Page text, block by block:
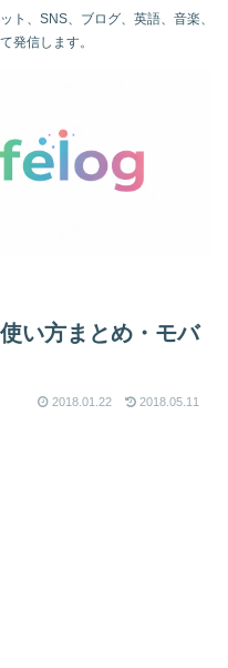
ト、SNS、ブログ、英語、音楽、
発信します。
い方まとめ・モバ
2018.01.22 2018.05.11